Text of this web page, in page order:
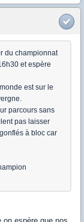
du championnat
et espère
est sur le
parcours sans
pas laisser
à bloc car